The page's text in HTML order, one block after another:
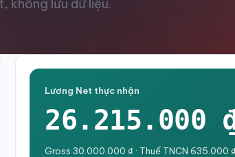
không lưu dữ liệu.
Lương Net thực nhận
26.215.000
Gross 30.000.000 ₫ · Thuế TNCN 635.000